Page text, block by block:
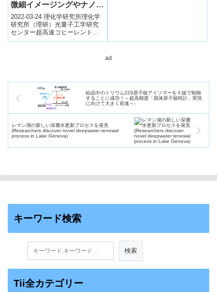
微細イメージングやナノ加
工へ道筋～
2022-03-24 理化学研究所理化学
研究所（理研）光量子工学研究
センター超高速コヒーレント軟X
線光学研究チームの高橋栄治チ
ad
結晶中のトリウム229原子核アイソマーをＸ線で制御
することに成功！～超高精度「固体原子核時計」実現
に向けて大きく前進～-
レマン湖の新しい深層水更新プロセスを発見
(Researchers discover novel deepwater renewal
process in Lake Geneva)
キーワード検索
Tii全カテゴリー